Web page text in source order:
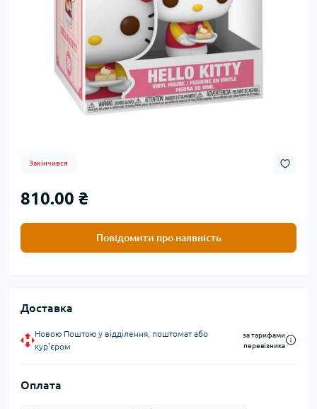
Закінчився
810.00 ₴
Повідомити про наявність
Доставка
Новою Поштою у відділення, поштомат або
кур'єром
за тарифами
перевізника
Оплата